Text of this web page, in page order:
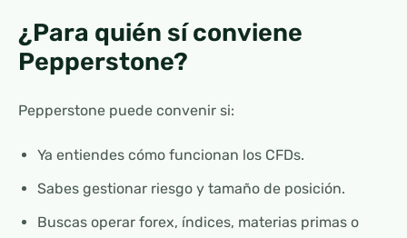
¿Para quién sí conviene
Pepperstone?
Pepperstone puede convenir si:
Ya entiendes cómo funcionan los CFDs.
Sabes gestionar riesgo y tamaño de posición.
Buscas operar forex, índices, materias primas o